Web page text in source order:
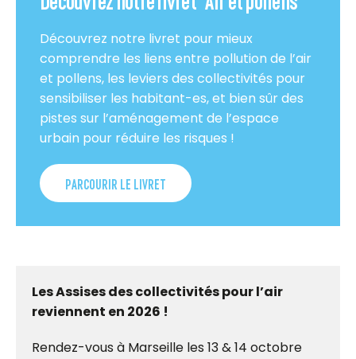
Découvrez notre livret pour mieux
comprendre les liens entre pollution de l’air
et pollens, les leviers des collectivités pour
sensibiliser les habitant-es, et bien sûr des
pistes sur l’aménagement de l’espace
urbain pour réduire les risques !
PARCOURIR LE LIVRET
Les Assises des collectivités pour l’air
reviennent en 2026 !
Rendez-vous à Marseille les 13 & 14 octobre